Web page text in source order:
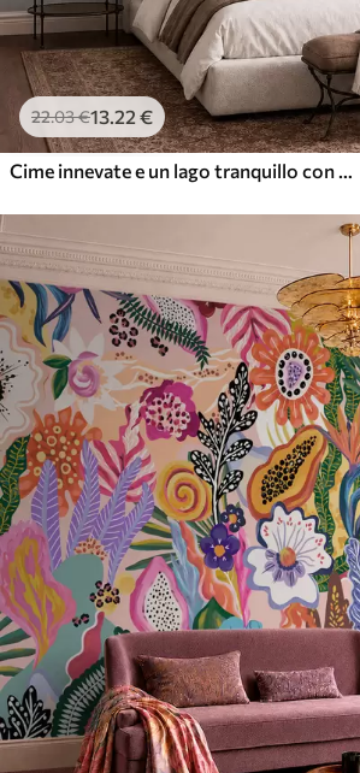
22.03€13.22 €
Cime innevate e un lago tranquillo con un riflesso simile a uno specchio